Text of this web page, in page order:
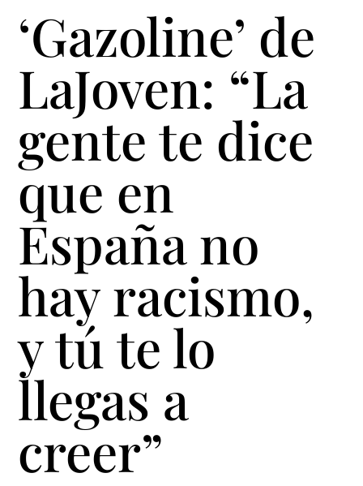
‘Gazoline’ de
LaJoven: “La
gente te dice
que en
España no
hay racismo,
y tú te lo
llegas a
creer”